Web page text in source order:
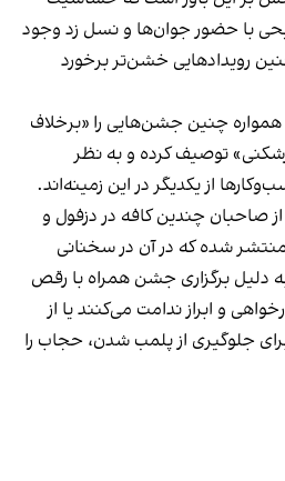
با حضور جوان‌ها و نسل زد وجود
رویدادهایی خشن‌تر برخورد
چنین جشن‌هایی را «برخلاف
توصیف کرده و به نظر
از یکدیگر در این زمینه‌اند.
صاحبان چندین کافه در دزفول و
شده که در آن در سخنانی
دلیل برگزاری جشن همراه با رقص
و ابراز ندامت می‌کنند یا از
جلوگیری از پلمب شدن، حجاب را